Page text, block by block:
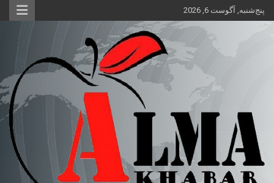
محتوا
پنج‌شنبه, آگوست 6, 2026